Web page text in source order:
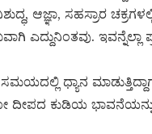
ಆಜ್ಞಾ, ಸಹಸ್ರಾರ
ಎದ್ದುನಿಂತವು. ಇವನ್ನೆಲ್ಲಾ
ಧ್ಯಾನ
ಕುಡಿಯ ಭಾವನೆಯನ್ನು